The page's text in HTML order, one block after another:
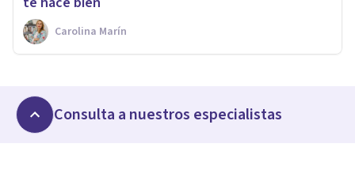
Carolina Marín
Consulta a nuestros especialistas